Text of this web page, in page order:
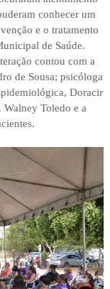
conhecer um
e o tratamento
de Saúde.
contou com a
de Sousa; psicóloga
Doracir
Toledo e a